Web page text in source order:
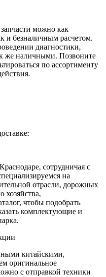
можно как
и безналичным расчетом.
диагностики,
же наличными. Позвоните
по ассортименту
сотрудничая с
на
отрасли, дорожных
хозяйства,
чтобы подобрать
комплектующие и
китайскими,
оригинальное
с отправкой техники